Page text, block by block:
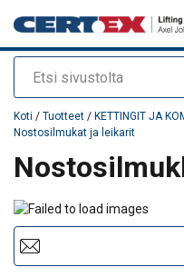
Etsi
Tuote lisätty tarjouspyyntöön
Koti / Tuotteet / KETTINGIT JA
Nostosilmukat ja leikarit